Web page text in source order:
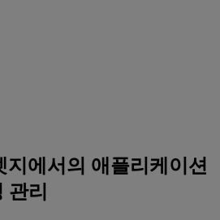
지에서의 애플리케이션
관리